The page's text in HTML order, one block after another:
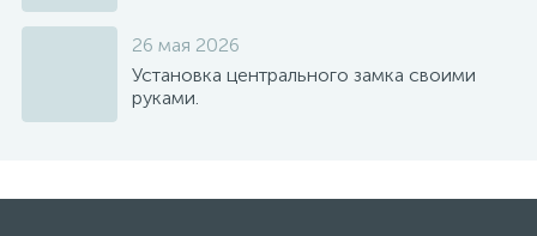
26 мая 2026
Установка центрального замка своими
руками.